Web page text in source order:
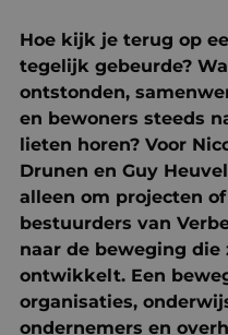
Hoe kijk je terug op
tegelijk gebeurde?
ontstonden,
en bewoners steeds
lieten horen? Voor
Drunen en Guy
alleen om projecten
bestuurders van
naar de beweging die
ontwikkelt. Een
organisaties,
ondernemers en